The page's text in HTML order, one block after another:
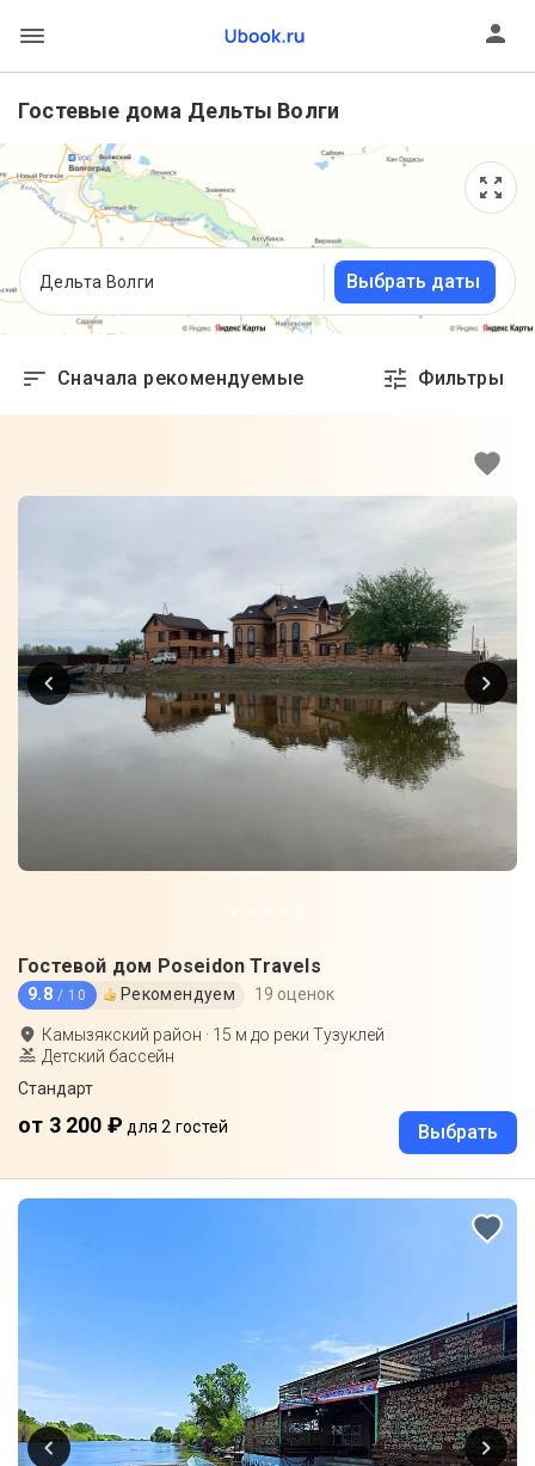
Гостевые дома Дельты Волги
Дельта Волги Выбрать даты
Сначала рекомендуемые Фильтры
Гостевой дом Poseidon Travels
9.8 / 10 Рекомендуем 19 оценок
Камызякский район · 15 м до реки Тузуклей
Детский бассейн
Стандарт
от 3 200 ₽ для 2 гостей Выбрать